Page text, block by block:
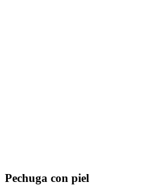
Pechuga con piel